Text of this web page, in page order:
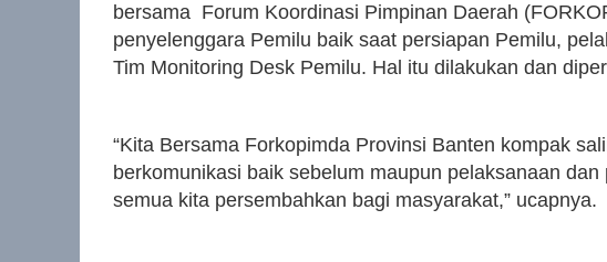
bersama Forum Koordinasi Pimpinan Daerah
penyelenggara Pemilu baik saat persiapan Pemilu,
Tim Monitoring Desk Pemilu. Hal itu dilakukan dan
“Kita Bersama Forkopimda Provinsi Banten kompak
berkomunikasi baik sebelum maupun pelaksanaan
semua kita persembahkan bagi masyarakat,” ucapnya.